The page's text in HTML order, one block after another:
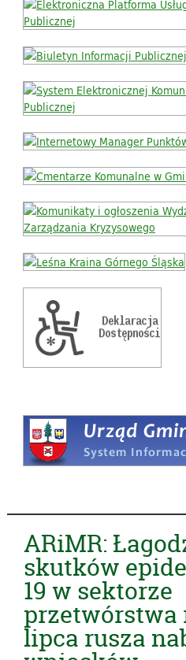
ARiMR:
skutków
19 w sektorze
przetwórstwa
lipca rusza